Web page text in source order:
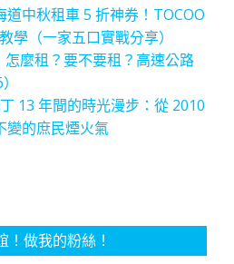
道中秋租車 5 折神券！TOCOO
學（一家五口實戰分享）
怎麼租？要不要租？高速公路
13 年間的時光漫步：從 2010
變的庶民煙火氣
！做我的粉絲！